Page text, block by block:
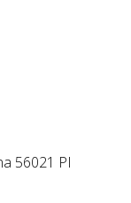
56021 PI